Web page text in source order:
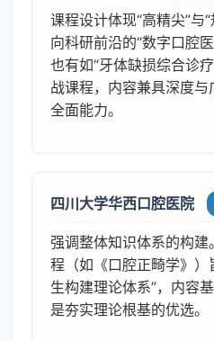
课程设计体现“高精尖”与
向科研前沿的“数字口腔
也有如“牙体缺损综合诊
战课程，内容兼具深度
全面能力。
四川大学华西口腔医院
强调整体知识体系的构
程（如《口腔正畸学》）
生构建理论体系”，内容
是夯实理论根基的优选。